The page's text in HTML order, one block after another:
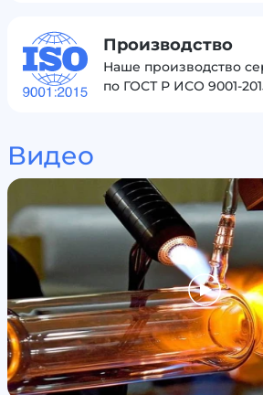
Производство
Наше производство
по ГОСТ Р ИСО 9001-
Видео